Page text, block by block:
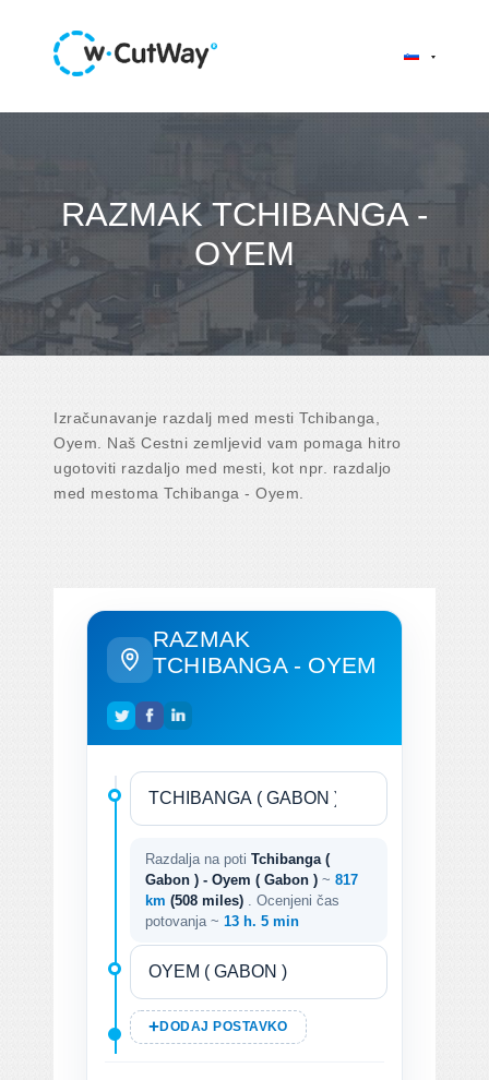
RAZMAK TCHIBANGA -
OYEM
Izračunavanje razdalj med mesti Tchibanga,
Oyem. Naš Cestni zemljevid vam pomaga hitro
ugotoviti razdaljo med mesti, kot npr. razdaljo
med mestoma Tchibanga - Oyem.
RAZMAK
TCHIBANGA - OYEM
Razdalja na poti Tchibanga (
Gabon ) - Oyem ( Gabon ) ~ 817
km (508 miles)
. Ocenjeni čas
potovanja ~ 13 h. 5 min
DODAJ POSTAVKO